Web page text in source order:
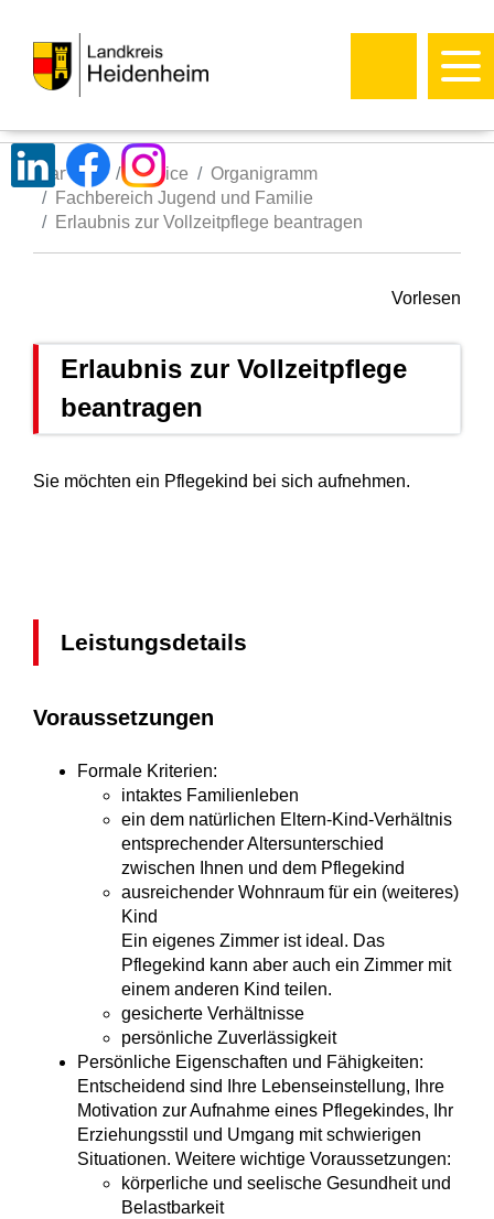
Startseite Service
Organigramm
Fachbereich Jugend und Familie
Erlaubnis zur Vollzeitpflege beantragen
Vorlesen
Erlaubnis zur Vollzeitpflege
beantragen
Sie möchten ein Pflegekind bei sich aufnehmen.
Leistungsdetails
Voraussetzungen
Formale Kriterien:
intaktes Familienleben
ein dem natürlichen Eltern-Kind-Verhältnis
entsprechender Altersunterschied
zwischen Ihnen und dem Pflegekind
ausreichender Wohnraum für ein (weiteres)
Kind
Ein eigenes Zimmer ist ideal. Das
Pflegekind kann aber auch ein Zimmer mit
einem anderen Kind teilen.
gesicherte Verhältnisse
persönliche Zuverlässigkeit
Persönliche Eigenschaften und Fähigkeiten:
Entscheidend sind Ihre Lebenseinstellung, Ihre
Motivation zur Aufnahme eines Pflegekindes, Ihr
Erziehungsstil und Umgang mit schwierigen
Situationen. Weitere wichtige Voraussetzungen:
körperliche und seelische Gesundheit und
Belastbarkeit